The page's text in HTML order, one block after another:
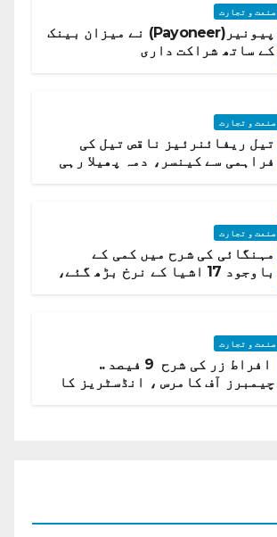
صنعت و تجارت
پیونیر(Payoneer) نے میزان بینک
کے ساتھ شراکت داری
صنعت و تجارت
تیل ریفائنرئیز ناقص تیل کی
فراہمی سے کینسر، دمہ پھیلا رہی
صنعت و تجارت
مہنگائی کی شرح میں کمی کے
باوجود 17 اشیا کے نرخ بڑھ گئے،
صنعت و تجارت
افراط زر کی شرح 9 فیصد ..
چیمبرز آف کامرس ، انڈسٹریز کا